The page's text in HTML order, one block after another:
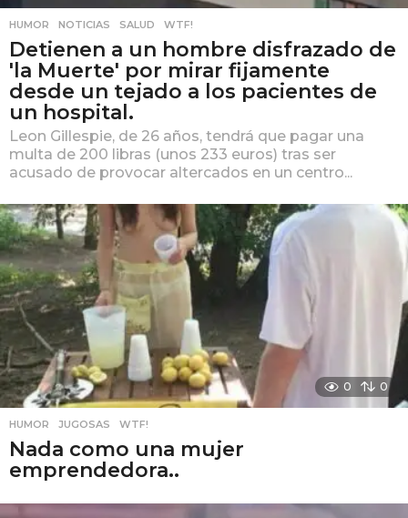
HUMOR ,NOTICIAS ,SALUD ,WTF!
Detienen a un hombre disfrazado de
'la Muerte' por mirar fijamente
desde un tejado a los pacientes de
un hospital.
Leon Gillespie, de 26 años, tendrá que pagar una
multa de 200 libras (unos 233 euros) tras ser
acusado de provocar altercados en un centro...
0 0
HUMOR ,JUGOSAS ,WTF!
Nada como una mujer
emprendedora..